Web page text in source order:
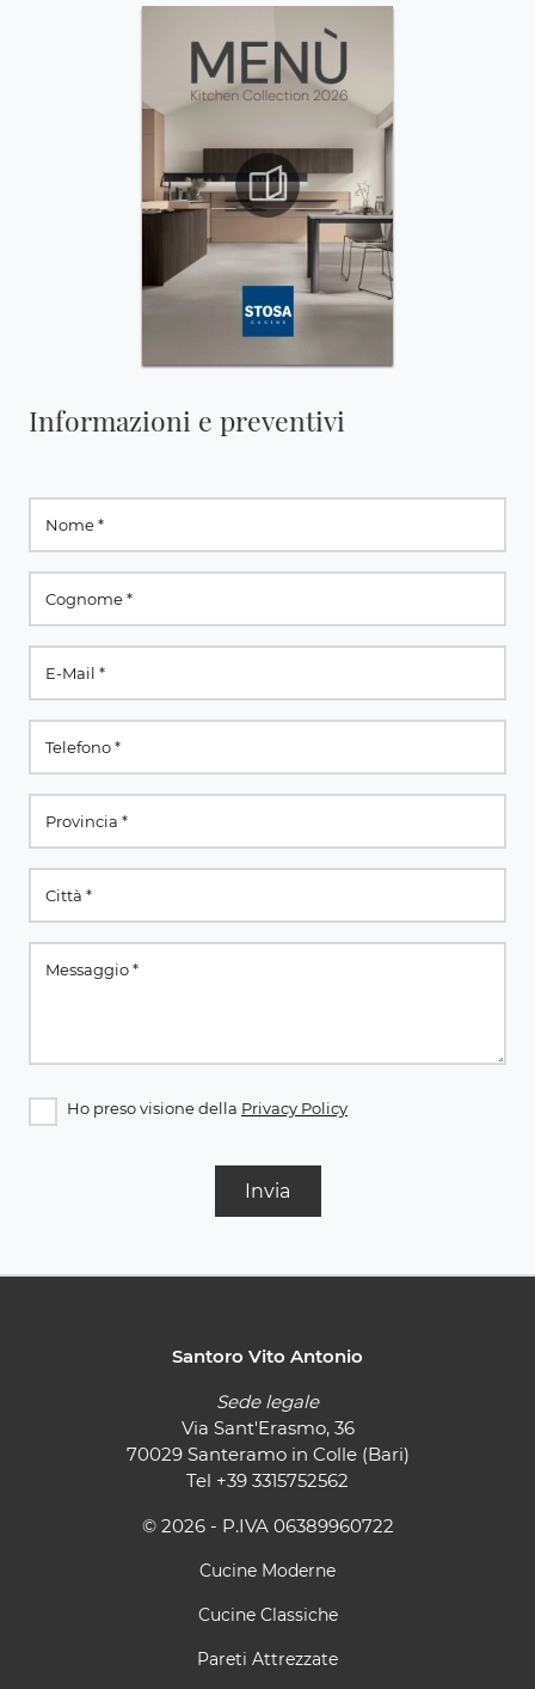
Informazioni e preventivi
Ho preso visione della Privacy Policy
Invia
Santoro Vito Antonio
Sede legale
Via Sant'Erasmo, 36
70029 Santeramo in Colle (Bari)
Tel +39 3315752562
© 2026 - P.IVA 06389960722
Cucine Moderne
Cucine Classiche
Pareti Attrezzate